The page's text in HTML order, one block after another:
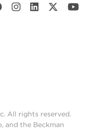
All rights reserved.
and the Beckman